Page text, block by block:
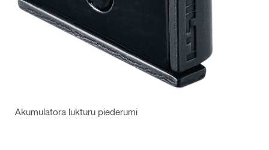
Akumulatora lukturu piederumi